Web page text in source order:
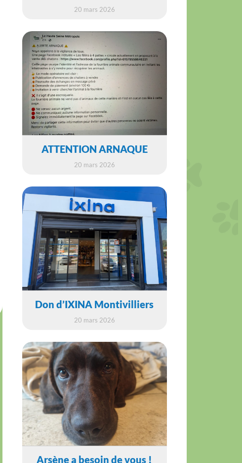
20 mars 2026
ATTENTION ARNAQUE
20 mars 2026
Don d’IXINA Montivilliers
20 mars 2026
Arsène a besoin de vous !